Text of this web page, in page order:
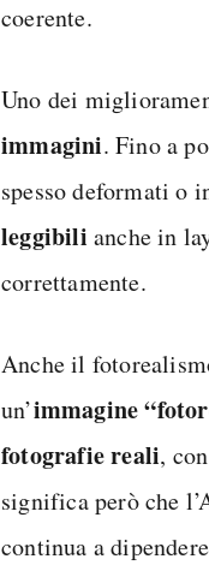
coerente.
Uno dei
immagini. Fino a
spesso deformati o
leggibili anche in
correttamente.
Anche il
un’immagine
fotografie reali,
significa però che
continua a